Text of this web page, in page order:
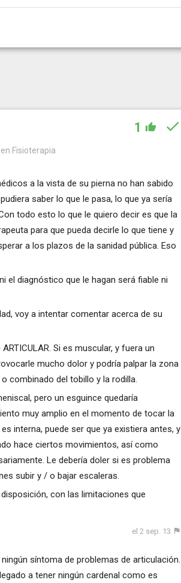
1
Fisioterapia
a la vista de su pierna no han sabido
saber lo que le pasa, lo que ya sería
todo esto lo que le quiero decir es que la
para que pueda decirle lo que tiene y
a los plazos de la sanidad pública. Eso
el diagnóstico que le hagan será fiable ni
voy a intentar comentar acerca de su
Si es muscular, y fuera un
mucho dolor y podría palpar la zona
combinado del tobillo y la rodilla.
pero un esguince quedaría
muy amplio en el momento de tocar la
interna, puede ser que ya existiera antes, y
hace ciertos movimientos, así como
Le debería doler si es problema
subir y / o bajar escaleras.
con las limitaciones que
el 2 sep. 13
síntoma de problemas de articulación.
a tener ningún cardenal como es